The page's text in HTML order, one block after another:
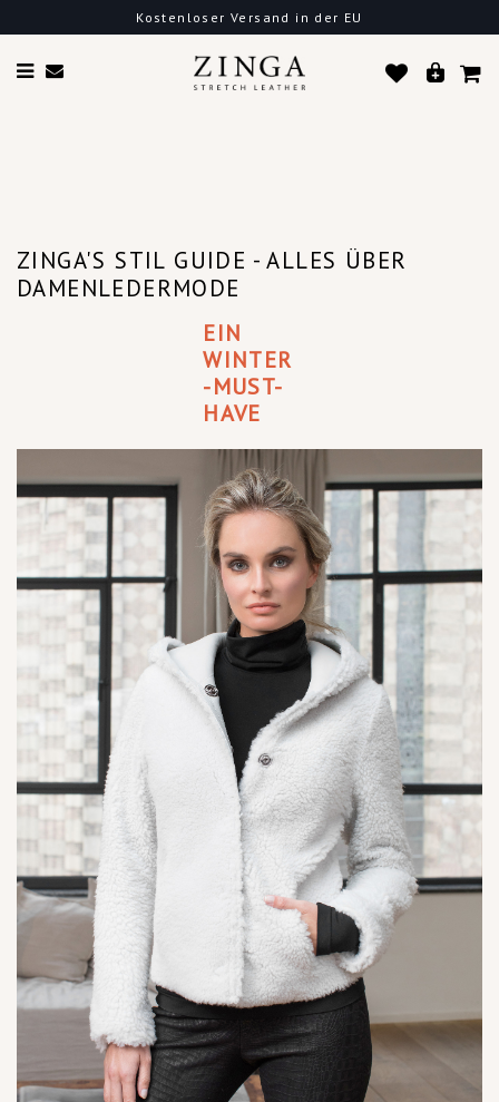
Kostenloser Versand in der EU
ZINGA'S STIL GUIDE - ALLES ÜBER
DAMENLEDERMODE
EIN
WINTER
-MUST-
HAVE